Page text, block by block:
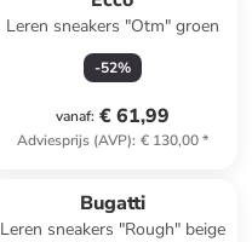
Leren sneakers "Otm" groen
-52%
vanaf: € 61,99
Adviesprijs (AVP): € 130,00*
Bugatti
Leren sneakers "Rough" beige